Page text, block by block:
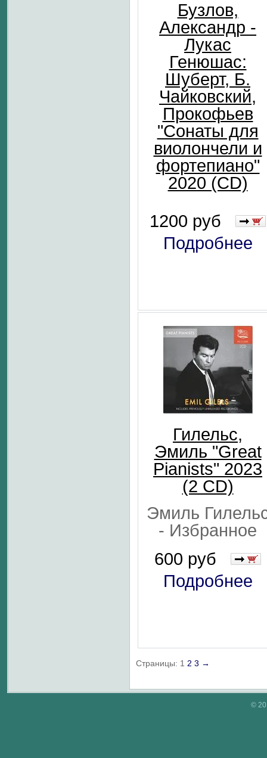
Бузлов,
Александр -
Лукас
Генюшас:
Шуберт, Б.
Чайковский,
Прокофьев
"Сонаты для
виолончели и
фортепиано"
2020 (CD)
1200 руб
Подробнее
Гилельс,
Эмиль "Great
Pianists" 2023
(2 CD)
Эмиль
- Избранное
600 руб
Подробнее
Страницы: 1 2 3 →
©